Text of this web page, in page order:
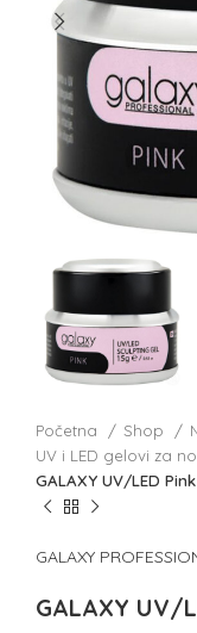
Početna Shop
UV i LED gelovi za
GALAXY UV/LED
GALAXY
GALAXY UV/